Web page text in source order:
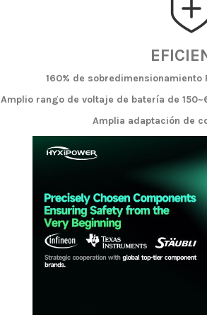
160% de sobredimensionamiento
Amplio rango de voltaje de batería de
Amplia adaptación de